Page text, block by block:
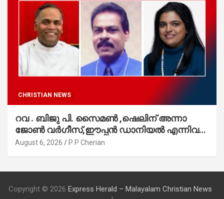
CHRISTIAN NEWS
റവ . ബിജു പി. സൈമൺ ,ഷെലിന് അന്നാ
ജോൺ വർഗീസ്,ഈപ്പൻ ഡാനിയൽ എന്നിവർ
മാർത്തോമാ സഭാ കൗൺസിലിലേക്കു
August 6, 2026 P P Cherian
Copyright © 2026 Express Herald – Malayalam Christian News